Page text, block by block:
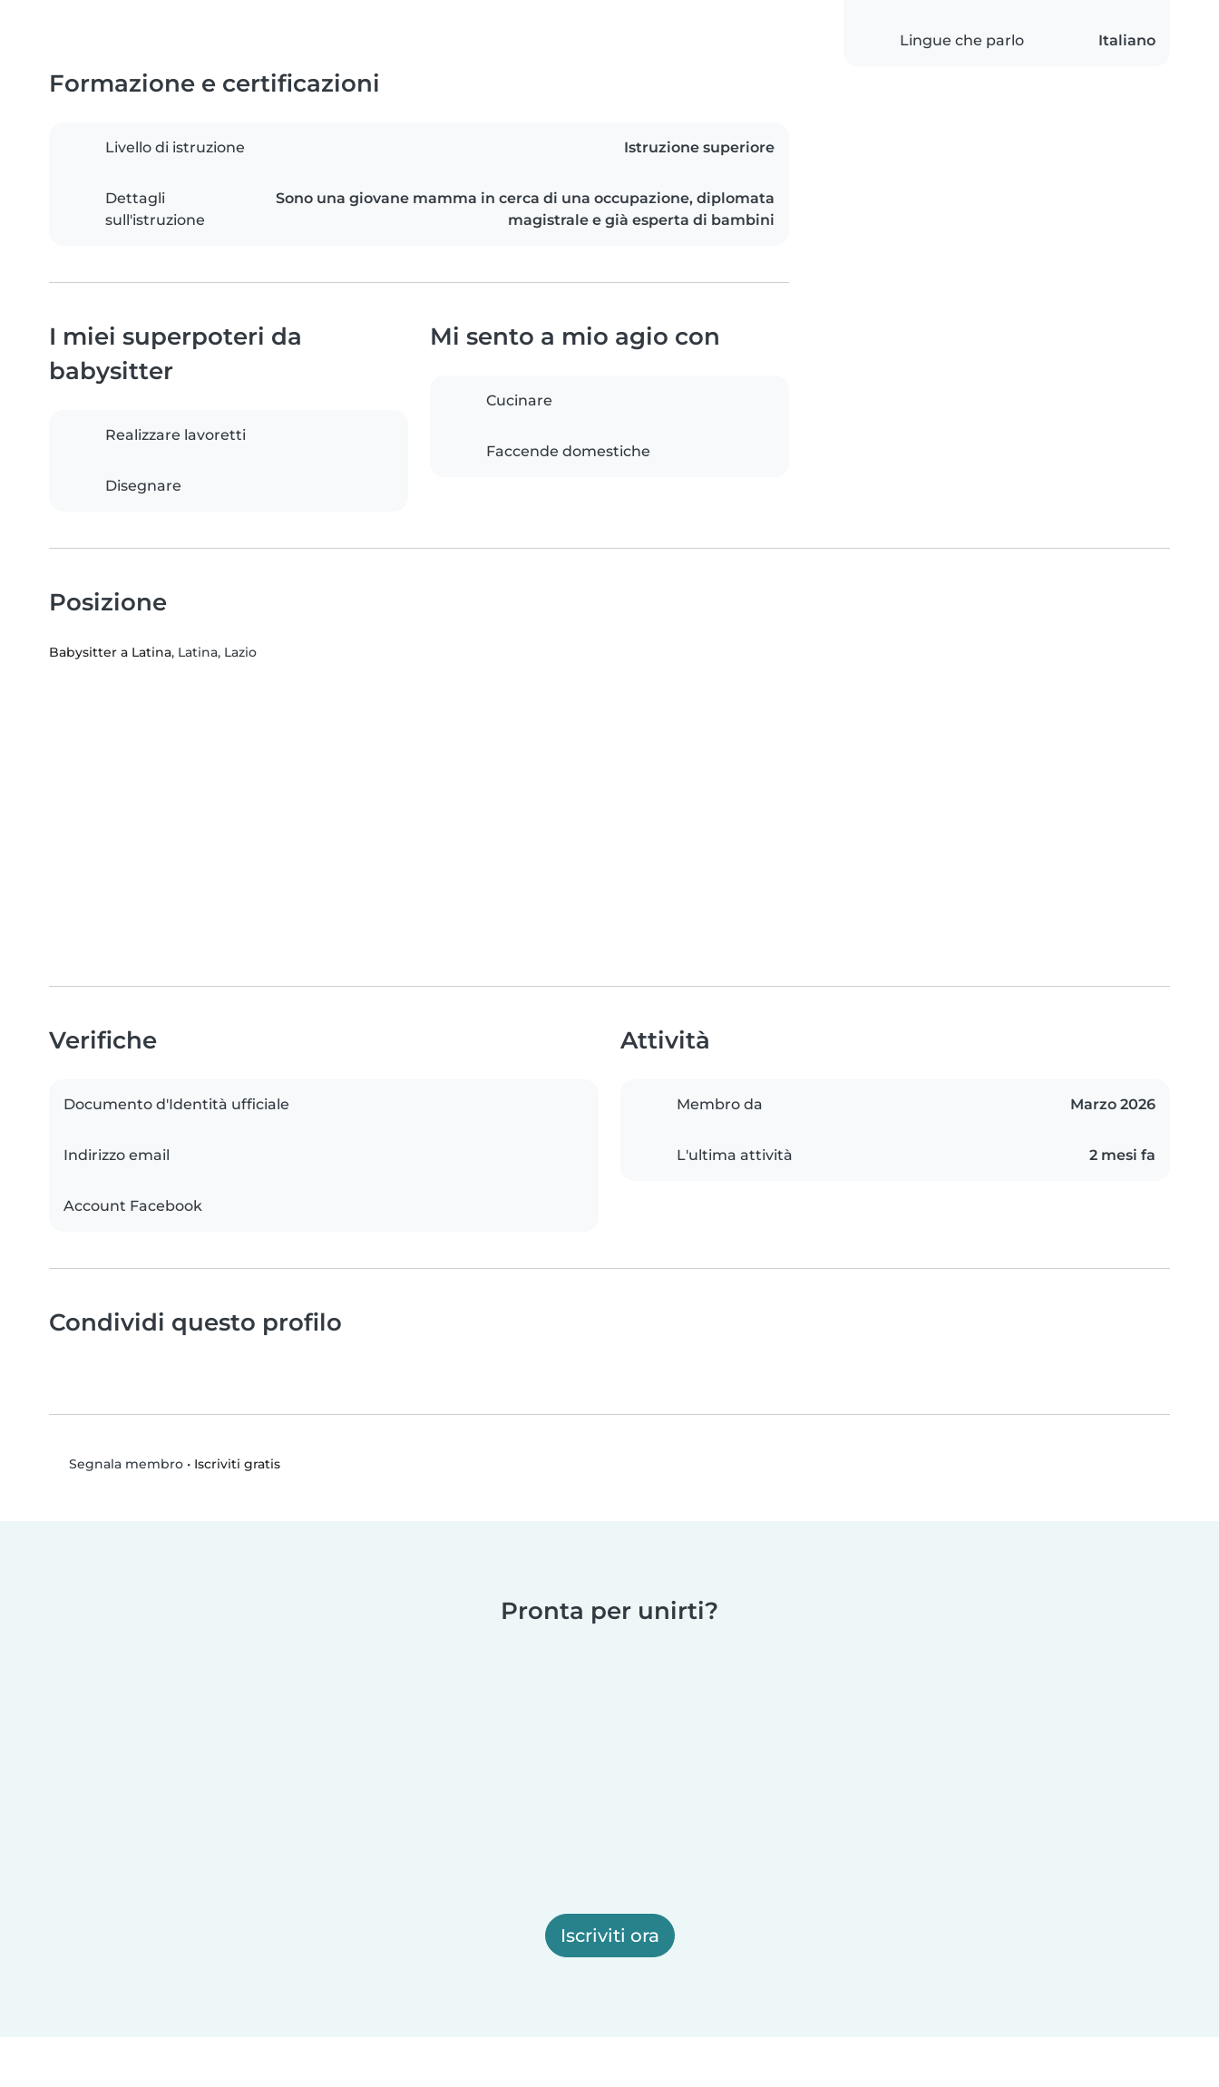
Lingue che parlo Italiano
Formazione e certificazioni
Livello di istruzione Istruzione superiore
Dettagli
sull'istruzione
Sono una giovane mamma in cerca di una occupazione, diplomata
magistrale e già esperta di bambini
I miei superpoteri da
babysitter
Realizzare lavoretti
Disegnare
Mi sento a mio agio con
Cucinare
Faccende domestiche
Posizione
Babysitter a Latina, Latina, Lazio
Verifiche
Documento d'Identità ufficiale
Indirizzo email
Account Facebook
Attività
Membro da Marzo 2026
L'ultima attività 2 mesi fa
Condividi questo profilo
Segnala membro• Iscriviti gratis
Pronta per unirti?
Iscriviti ora